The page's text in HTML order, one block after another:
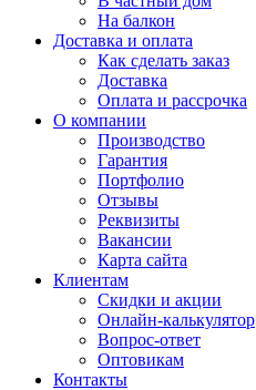
На балкон
Доставка и оплата
Как сделать заказ
Доставка
Оплата и рассрочка
О компании
Производство
Гарантия
Портфолио
Отзывы
Реквизиты
Вакансии
Карта сайта
Клиентам
Скидки и акции
Онлайн-калькулятор
Вопрос-ответ
Оптовикам
Контакты